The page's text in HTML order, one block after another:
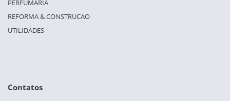
PERFUMARIA
REFORMA & CONSTRUCAO
UTILIDADES
Contatos